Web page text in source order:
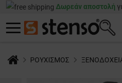
Δωρεάν αποστολή
ΡΟΥΧΙΣΜΟΣ